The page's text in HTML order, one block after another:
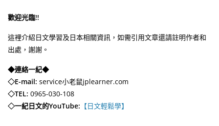
歡迎光臨!!
這裡介紹日文學習及日本相關資訊，如需引用文章還請註明作者和
出處，謝謝。
◆連絡一紀◆
◇E-mail: service小老鼠jplearner.com
◇TEL: 0965-030-108
◇一紀日文的YouTube: 【日文輕鬆學】